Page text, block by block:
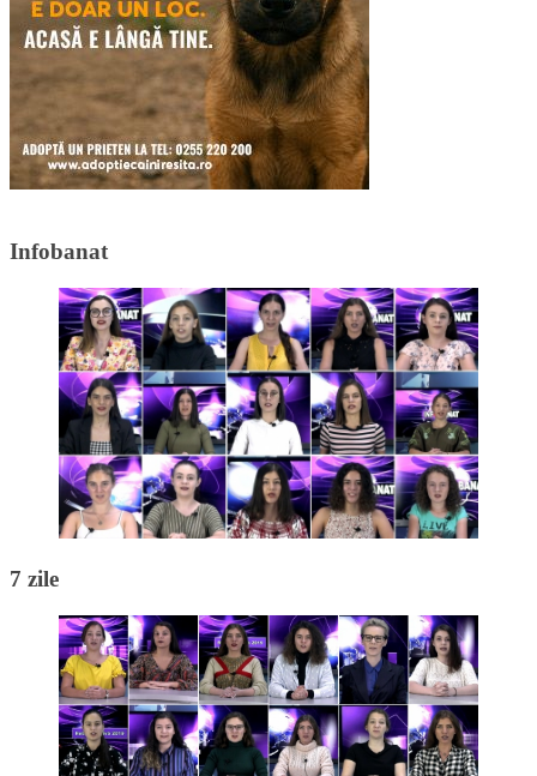
Infobanat
7 zile